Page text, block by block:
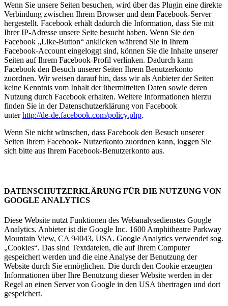
Wenn Sie unsere Seiten besuchen, wird über das Plugin eine direkte
Verbindung zwischen Ihrem Browser und dem Facebook-Server
hergestellt. Facebook erhält dadurch die Information, dass Sie mit
Ihrer IP-Adresse unsere Seite besucht haben. Wenn Sie den
Facebook „Like-Button“ anklicken während Sie in Ihrem
Facebook-Account eingeloggt sind, können Sie die Inhalte unserer
Seiten auf Ihrem Facebook-Profil verlinken. Dadurch kann
Facebook den Besuch unserer Seiten Ihrem Benutzerkonto
zuordnen. Wir weisen darauf hin, dass wir als Anbieter der Seiten
keine Kenntnis vom Inhalt der übermittelten Daten sowie deren
Nutzung durch Facebook erhalten. Weitere Informationen hierzu
finden Sie in der Datenschutzerklärung von Facebook
unterhttp://de-de.facebook.com/policy.php.
Wenn Sie nicht wünschen, dass Facebook den Besuch unserer
Seiten Ihrem Facebook- Nutzerkonto zuordnen kann, loggen Sie
sich bitte aus Ihrem Facebook-Benutzerkonto aus.
DATENSCHUTZERKLÄRUNG FÜR DIE NUTZUNG VON
GOOGLE ANALYTICS
Diese Website nutzt Funktionen des Webanalysedienstes Google
Analytics. Anbieter ist die Google Inc. 1600 Amphitheatre Parkway
Mountain View, CA 94043, USA. Google Analytics verwendet sog.
„Cookies“. Das sind Textdateien, die auf Ihrem Computer
gespeichert werden und die eine Analyse der Benutzung der
Website durch Sie ermöglichen. Die durch den Cookie erzeugten
Informationen über Ihre Benutzung dieser Website werden in der
Regel an einen Server von Google in den USA übertragen und dort
gespeichert.